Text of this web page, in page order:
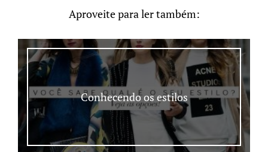
Aproveite para ler também:
Conhecendo os estilos